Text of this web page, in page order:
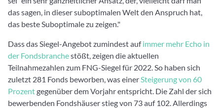
das sagen, in dieser suboptimalen Welt den Anspruch hat,
das beste Suboptimale zu zeigen."
Dass das Siegel-Angebot zumindest aufimmer mehr Echo in
der Fondsbranchestößt, zeigen die aktuellen
Teilnahmezahlen zum FNG-Siegel für 2022. So haben sich
zuletzt 281 Fonds beworben, was einerSteigerung von 60
Prozentgegenüber dem Vorjahr entspricht. Die Zahl der sich
bewerbenden Fondshäuser stieg von 73 auf 102. Allerdings